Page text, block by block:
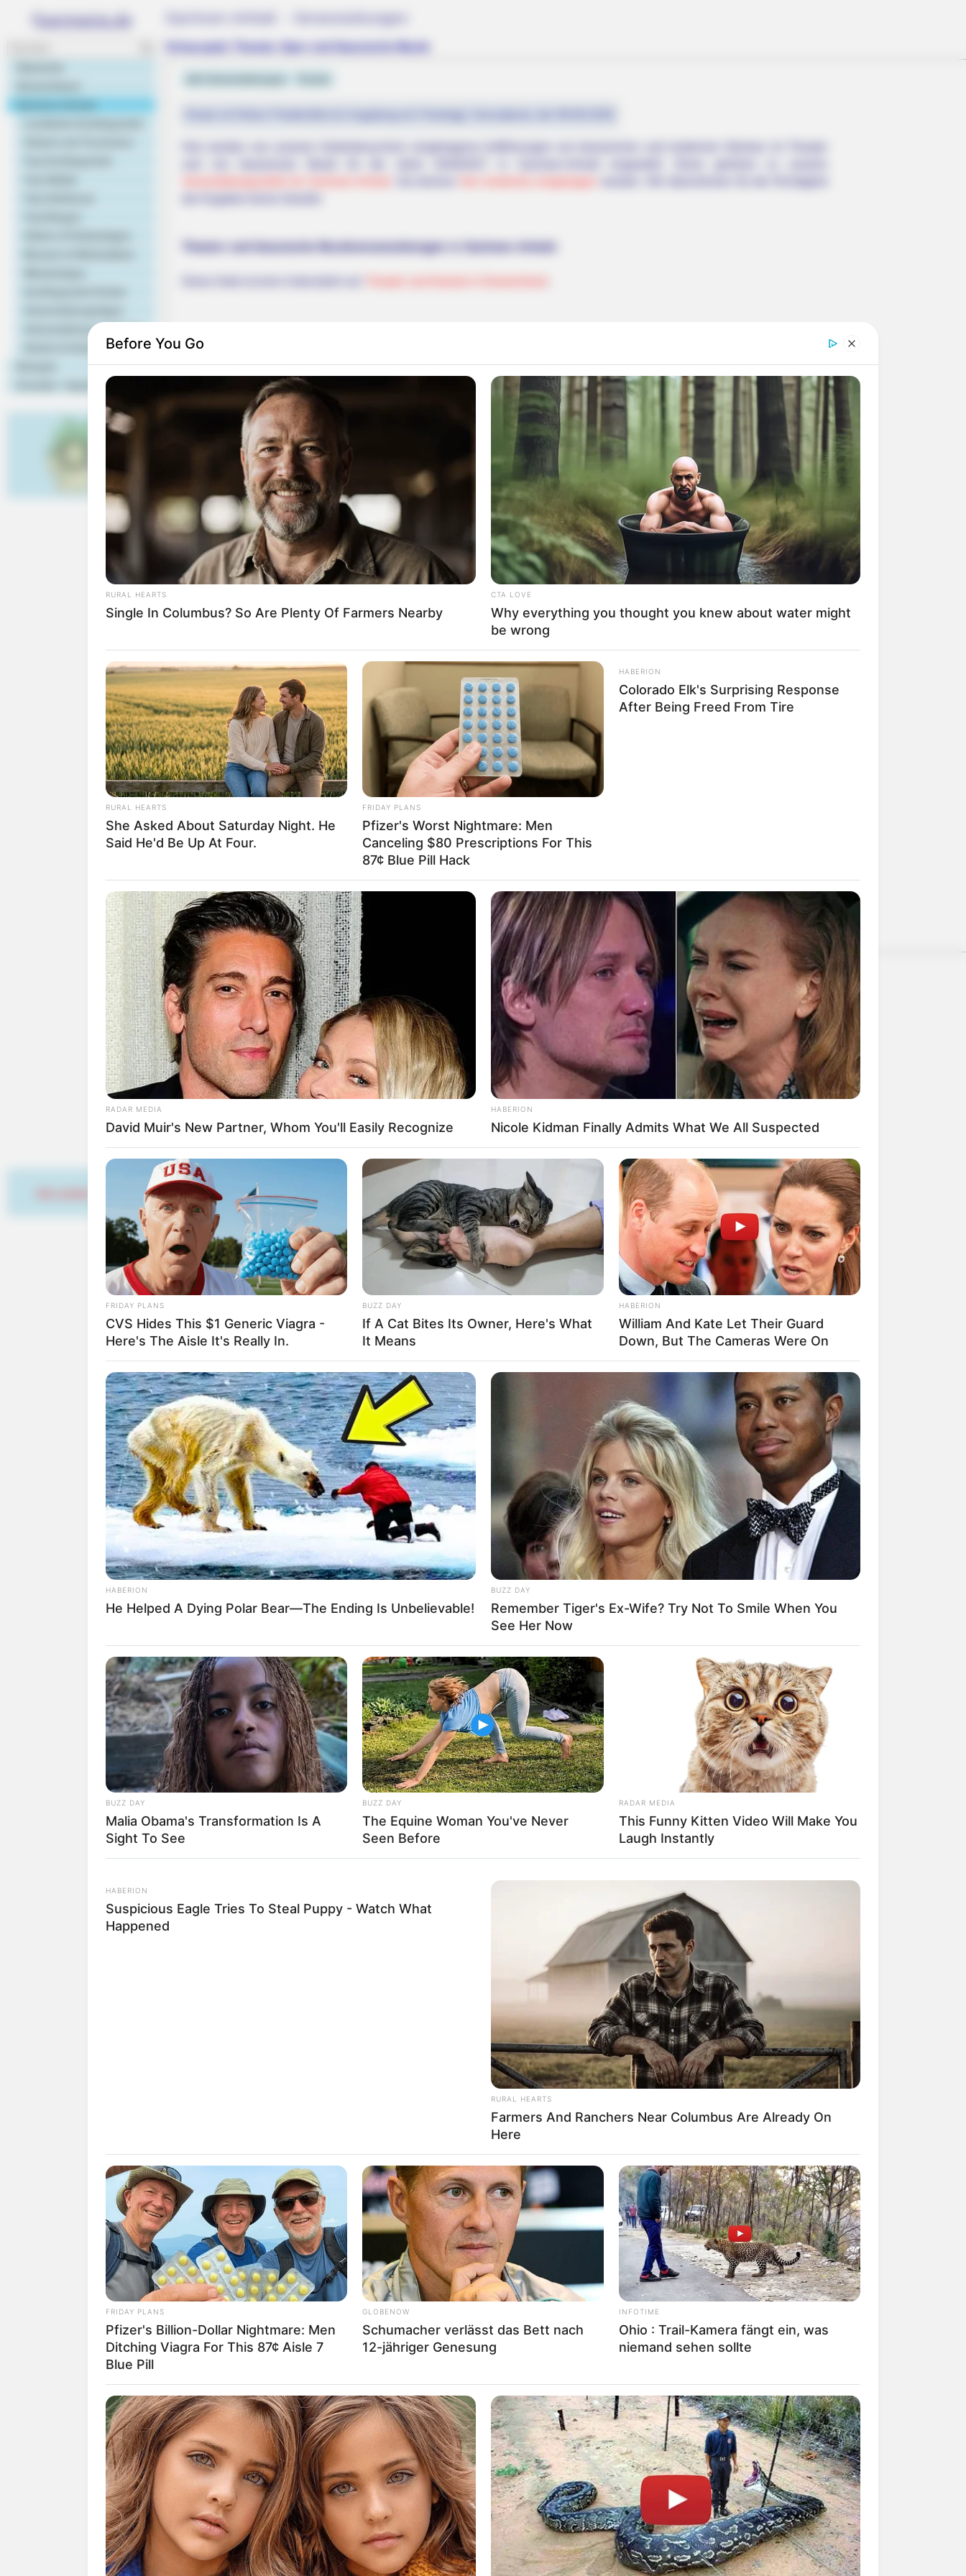
Theater und klassische Musikveranstaltungen in Sachsen-Anhalt:
Ferienwohnungen, Ferienhäuser und Unterkünfte gibt es unter www.tourist-online.de
Wäre es nicht besser, wenn sich die Präsidenten und Generäle mit Knüppeln gegenseitig erschlagen würden, statt mit ihren
Herdenarmeen so viele andere Menschen zu ermorden?
weitere Kalauer
Quermania folgen: Impressum & Kontakt
Auf Quermania werben
Suchen:
Auf einigen Seiten dieses Projektes sind Affiliate-Angebote integriert. Wenn etwas darüber gebucht oder gekauft wird, ist das
eine Unterstützung, ohne dass sich dadurch der Preis ändert.
Veranstaltung eintragen
Hotels & Unterkünfte
Kontakt - Impressum
Before You Go
RURAL HEARTS
Single In Columbus? So Are Plenty Of Farmers Nearby
CTA LOVE
Why everything you thought you knew about water might
be wrong
RURAL HEARTS
She Asked About Saturday Night. He
Said He'd Be Up At Four.
FRIDAY PLANS
Pfizer's Worst Nightmare: Men
Canceling $80 Prescriptions For This
87¢ Blue Pill Hack
HABERION
Colorado Elk's Surprising Response
After Being Freed From Tire
RADAR MEDIA
David Muir's New Partner, Whom You'll Easily Recognize
HABERION
Nicole Kidman Finally Admits What We All Suspected
FRIDAY PLANS
CVS Hides This $1 Generic Viagra -
Here's The Aisle It's Really In.
BUZZ DAY
If A Cat Bites Its Owner, Here's What
It Means
HABERION
William And Kate Let Their Guard
Down, But The Cameras Were On
HABERION
He Helped A Dying Polar Bear—The Ending Is Unbelievable!
BUZZ DAY
Remember Tiger's Ex-Wife? Try Not To Smile When You
See Her Now
BUZZ DAY
Malia Obama's Transformation Is A
Sight To See
BUZZ DAY
The Equine Woman You've Never
Seen Before
RADAR MEDIA
This Funny Kitten Video Will Make You
Laugh Instantly
HABERION
Suspicious Eagle Tries To Steal Puppy - Watch What
Happened
RURAL HEARTS
Farmers And Ranchers Near Columbus Are Already On
Here
FRIDAY PLANS
Pfizer's Billion-Dollar Nightmare: Men
Ditching Viagra For This 87¢ Aisle 7
Blue Pill
GLOBENOW
Schumacher verlässt das Bett nach
12-jähriger Genesung
INFOTIME
Ohio : Trail-Kamera fängt ein, was
niemand sehen sollte